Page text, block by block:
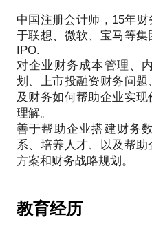
中国注册会计师，15年
于联想、微软、宝马等
IPO.
对企业财务成本管理、
划、上市投融资财务问
及财务如何帮助企业实
理解。
善于帮助企业搭建财务
系、培养人才、以及帮
教育经历